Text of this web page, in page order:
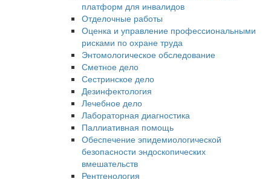
платформ для инвалидов
Отделочные работы
Оценка и управление профессиональными
рисками по охране труда
Энтомологическое обследование
Сметное дело
Сестринское дело
Дезинфектология
Лечебное дело
Лабораторная диагностика
Паллиативная помощь
Обеспечение эпидемиологической
безопасности эндоскопических
вмешательств
Рентгенология